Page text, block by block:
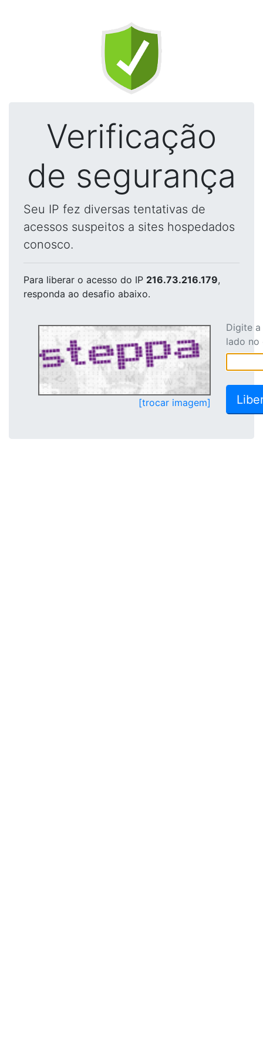
Verificação
de segurança
Seu IP fez diversas tentativas de
acessos suspeitos a sites hospedados
conosco.
Para liberar o acesso do IP 216.73.216.179,
responda ao desafio abaixo.
[trocar imagem]
Digite
lado no